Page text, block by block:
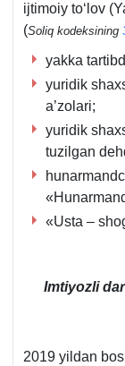
ijtimoiy toʻlov
(Soliq kodeksining
yakka
yuridik
a’zolari;
yuridik
tuzilgan
«Usta –
Imtiyozli
2019 yildan